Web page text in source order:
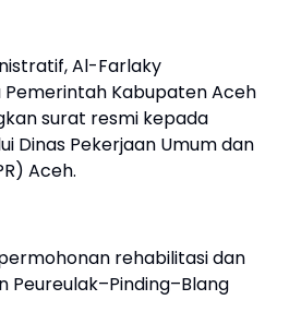
Al-Farlaky
Kabupaten Aceh
surat resmi kepada
Dinas Pekerjaan Umum dan
Aceh.
rehabilitasi dan
Peureulak–Pinding–Blang